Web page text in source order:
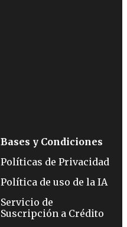
Bases y Condiciones
Políticas de Privacidad
Política de uso de la IA
Servicio de
Suscripción a Crédito